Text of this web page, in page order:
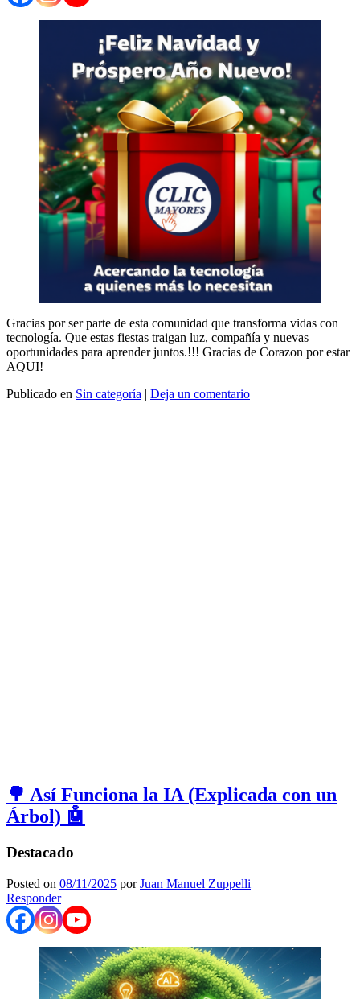
Gracias por ser parte de esta comunidad que transforma vidas con
tecnología. Que estas fiestas traigan luz, compañía y nuevas
oportunidades para aprender juntos.!!! Gracias de Corazon por estar
AQUI!
Publicado en Sin categoría | Deja un comentario
🌳 Así Funciona la IA (Explicada con un
Árbol) 🤖
Destacado
Posted on 08/11/2025 porJuan Manuel Zuppelli
Responder